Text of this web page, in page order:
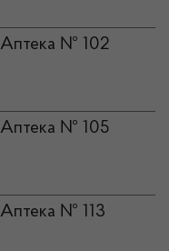
Аптека № 102
Аптека № 105
Аптека № 113